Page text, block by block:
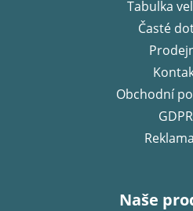
Tabulka
Časté
Obchodní
GDPR
Naše